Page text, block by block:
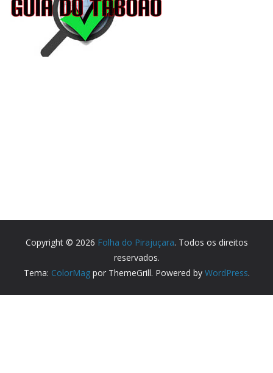
Copyright © 2026 Folha do Pirajuçara. Todos os direitos
reservados.
Tema: ColorMagpor ThemeGrill. Powered by WordPress.